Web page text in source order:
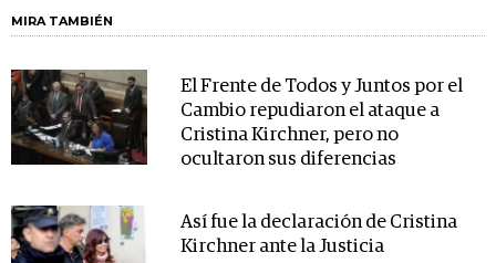
MIRA TAMBIÉN
El Frente de Todos y Juntos por el
Cambio repudiaron el ataque a
Cristina Kirchner, pero no
ocultaron sus diferencias
Así fue la declaración de Cristina
Kirchner ante la Justicia